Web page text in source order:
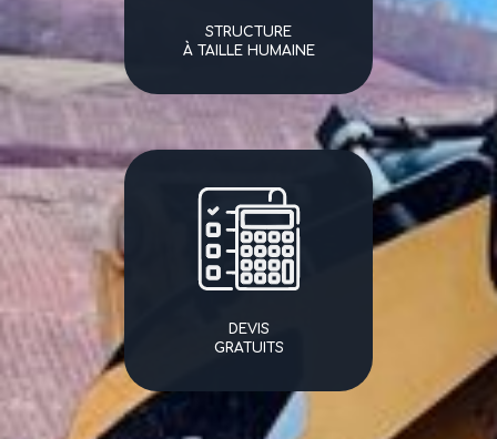
STRUCTURE
À TAILLE HUMAINE
DEVIS
GRATUITS